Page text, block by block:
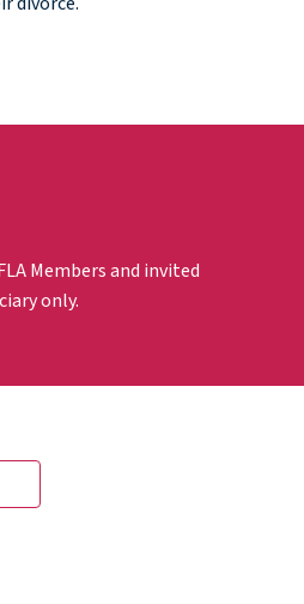
Members and invited
only.